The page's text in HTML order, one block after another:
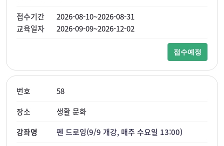
2026-08-10~2026-08-31
2026-09-09~2026-12-02
접수예정
58
생활 문화
펜 드로잉(9/9 개강, 매주 수요일 13:00)